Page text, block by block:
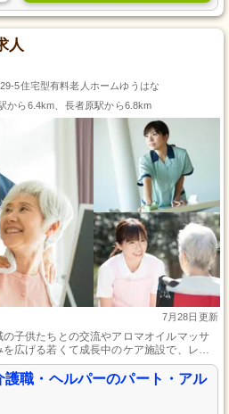
人
5住宅型有料老人ホームゆうはな
から6.4km、長者原駅から6.8km
7月28日更新
の子供たちとの交流やアロマオイルマッサ
広げる若くて成長中のケア施設で、レク
護に情熱を持つ方に適した場所です。
職・ヘルパーのパート・アル